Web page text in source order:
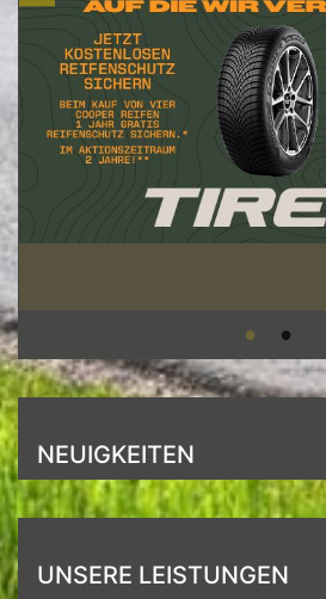
NEUIGKEITEN
UNSERE LEISTUNGEN